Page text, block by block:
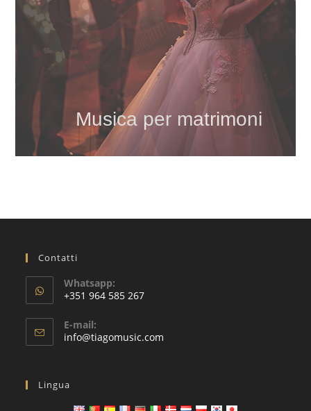
Musica per matrimoni
Contatti
Whatsapp:
+351 964 585 267
apre
nell'applicazione
E-mail:
info@tiagomusic.com
Lingua